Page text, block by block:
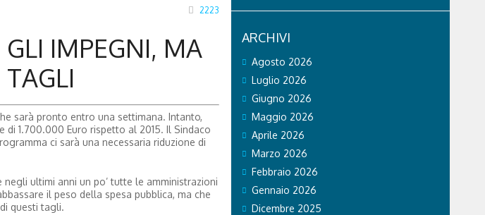
2223
IMPEGNI, MA
sarà pronto entro una settimana. Intanto,
di 1.700.000 Euro rispetto al 2015. Il Sindaco
ci sarà una necessaria riduzione di
negli ultimi anni un po’ tutte le amministrazioni
il peso della spesa pubblica, ma che
questi tagli.
ARCHIVI
Agosto 2026
Luglio 2026
Giugno 2026
Maggio 2026
Aprile 2026
Marzo 2026
Febbraio 2026
Gennaio 2026
Dicembre 2025